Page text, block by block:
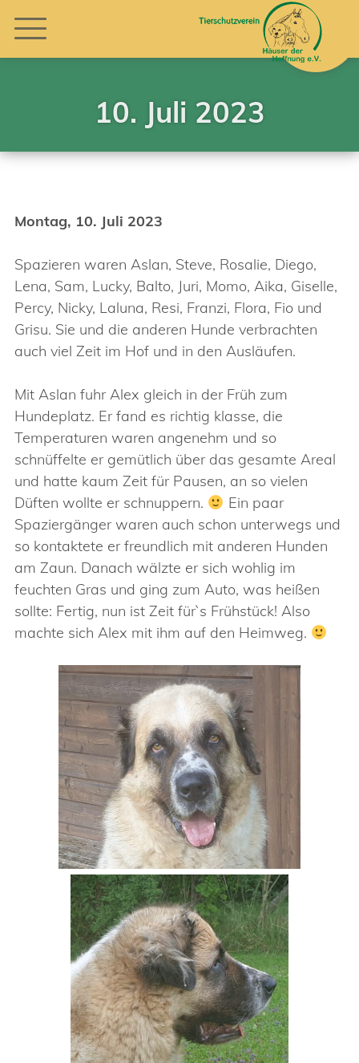
10. Juli 2023
Montag, 10. Juli 2023
Spazieren waren Aslan, Steve, Rosalie, Diego,
Lena, Sam, Lucky, Balto, Juri, Momo, Aika, Giselle,
Percy, Nicky, Laluna, Resi, Franzi, Flora, Fio und
Grisu. Sie und die anderen Hunde verbrachten
auch viel Zeit im Hof und in den Ausläufen.
Mit Aslan fuhr Alex gleich in der Früh zum
Hundeplatz. Er fand es richtig klasse, die
Temperaturen waren angenehm und so
schnüffelte er gemütlich über das gesamte Areal
und hatte kaum Zeit für Pausen, an so vielen
Düften wollte er schnuppern.
Ein paar
Spaziergänger waren auch schon unterwegs und
so kontaktete er freundlich mit anderen Hunden
am Zaun. Danach wälzte er sich wohlig im
feuchten Gras und ging zum Auto, was heißen
sollte: Fertig, nun ist Zeit für`s Frühstück! Also
machte sich Alex mit ihm auf den Heimweg.